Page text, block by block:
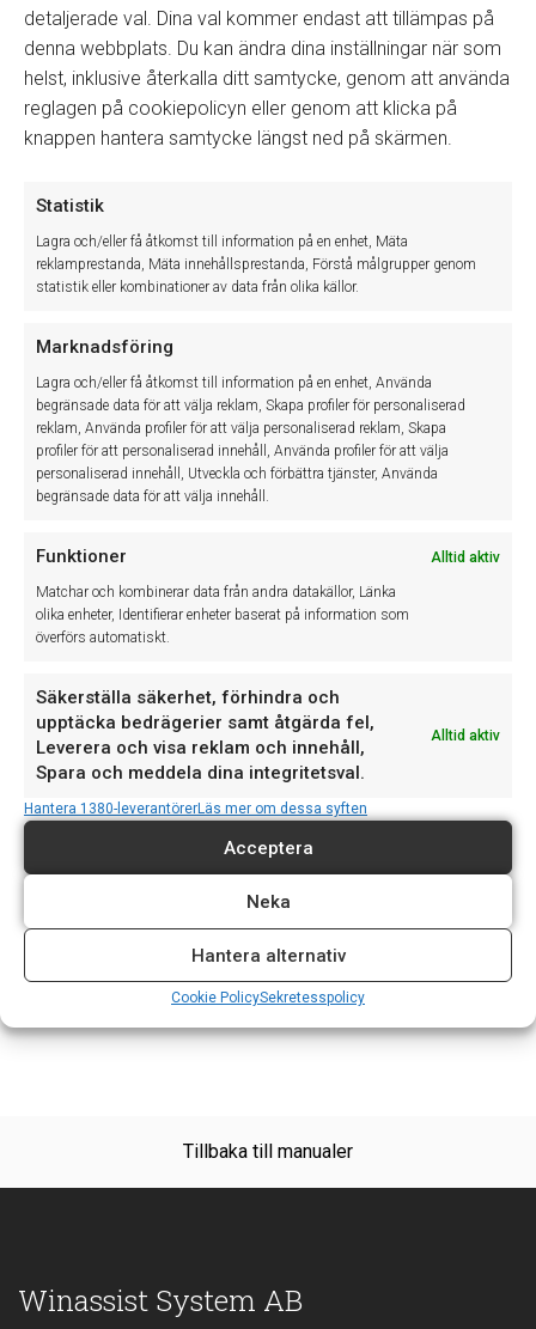
detaljerade val. Dina val kommer endast att tillämpas på
denna webbplats. Du kan ändra dina inställningar när som
helst, inklusive återkalla ditt samtycke, genom att använda
reglagen på cookiepolicyn eller genom att klicka på
knappen hantera samtycke längst ned på skärmen.
Statistik
Lagra och/eller få åtkomst till information på en enhet, Mäta
reklamprestanda, Mäta innehållsprestanda, Förstå målgrupper genom
statistik eller kombinationer av data från olika källor.
Marknadsföring
Lagra och/eller få åtkomst till information på en enhet, Använda
begränsade data för att välja reklam, Skapa profiler för personaliserad
reklam, Använda profiler för att välja personaliserad reklam, Skapa
profiler för att personaliserad innehåll, Använda profiler för att välja
personaliserad innehåll, Utveckla och förbättra tjänster, Använda
begränsade data för att välja innehåll.
Funktioner Alltid aktiv
Matchar och kombinerar data från andra datakällor, Länka
olika enheter, Identifierar enheter baserat på information som
överförs automatiskt.
Säkerställa säkerhet, förhindra och
upptäcka bedrägerier samt åtgärda fel,
Leverera och visa reklam och innehåll,
Spara och meddela dina integritetsval.
Alltid aktiv
Hantera 1380-leverantörerLäs mer om dessa syften
Acceptera
Neka
Hantera alternativ
Cookie PolicySekretesspolicy
Skatteverket
Den ena etiketten, där uppgifter om
kassasystemet finns registrerade, skall fästas,
väl synlig, på kassan
När dessa etiketter monterats är anmälningsfasen avslutad
Förändringar och kundens ansvar
Det är ALLTID kundens ansvar att göra alla ovan eller
nedan registreringar
Ändras kontrollenhetens adress, vilken kontrollenhet
som kassan är ansluten till, samt de tre adresserna för
kassa, databas och journal
ny kassa) kräver en avanmälan av befintliga kassan –
En ny kassa skall anmälas snarast, dock senast inom
en vecka efter att den tagits i drift
En borttagen kassa skall avanmälas snarast efter att
den tagits ur drift
En trasig kassa som är under reparation eller skall
skickas på reparation skall felanmälas snarast efter att
den behövts tas ur drift
webplats, Origum kan stödja återförsäljare och slutkund, men
Tillbaka till manualer
Winassist System AB